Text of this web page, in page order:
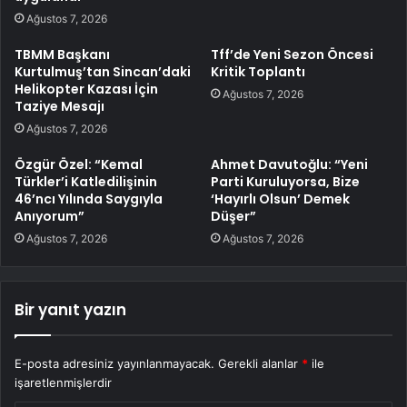
Ağustos 7, 2026
TBMM Başkanı
Kurtulmuş’tan Sincan’daki
Helikopter Kazası İçin
Taziye Mesajı
Ağustos 7, 2026
Tff’de Yeni Sezon Öncesi
Kritik Toplantı
Ağustos 7, 2026
Özgür Özel: “Kemal
Türkler’i Katledilişinin
46’ncı Yılında Saygıyla
Anıyorum”
Ağustos 7, 2026
Ahmet Davutoğlu: “Yeni
Parti Kuruluyorsa, Bize
‘Hayırlı Olsun’ Demek
Düşer”
Ağustos 7, 2026
Bir yanıt yazın
E-posta adresiniz yayınlanmayacak. Gerekli alanlar * ile
işaretlenmişlerdir